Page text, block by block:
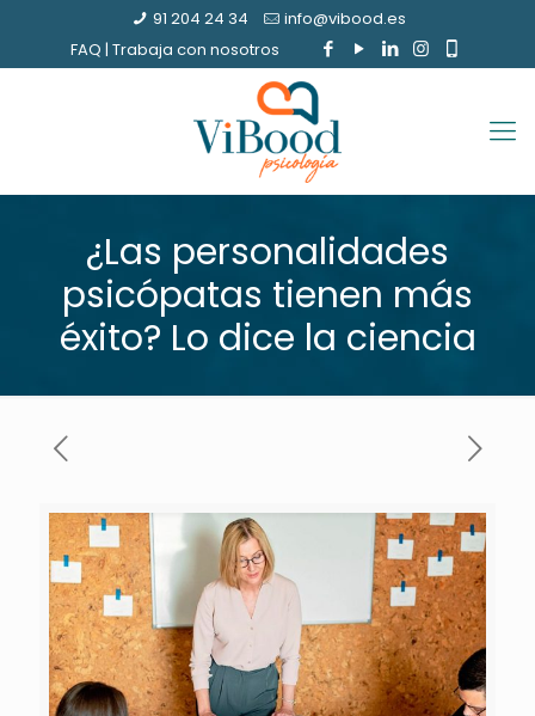
91 204 24 34
info@vibood.es
FAQ | Trabaja con nosotros
¿Las personalidades
psicópatas tienen más
éxito? Lo dice la ciencia